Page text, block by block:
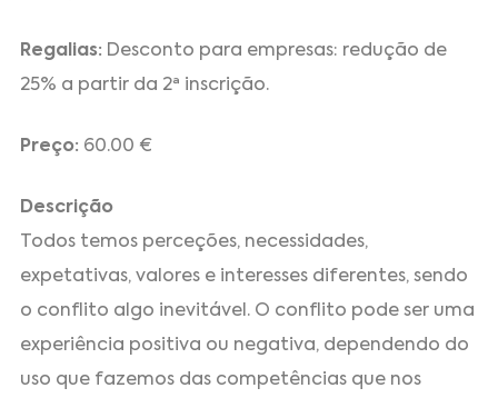
Regalias: Desconto para empresas: redução de
25% a partir da 2ª inscrição.
Preço: 60.00 €
Descrição
Todos temos perceções, necessidades,
expetativas, valores e interesses diferentes, sendo
o conflito algo inevitável. O conflito pode ser uma
experiência positiva ou negativa, dependendo do
uso que fazemos das competências que nos